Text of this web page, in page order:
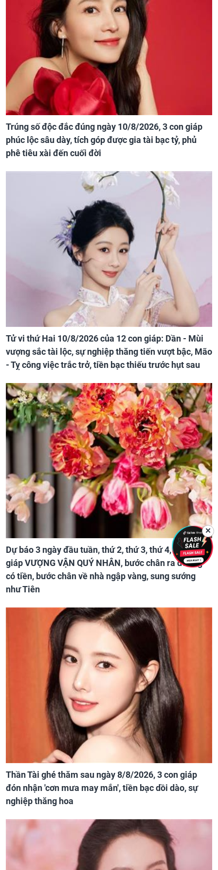
Trúng số độc đắc đúng ngày 10/8/2026, 3 con giáp
phúc lộc sâu dày, tích góp được gia tài bạc tỷ, phủ
phê tiêu xài đến cuối đời
Tử vi thứ Hai 10/8/2026 của 12 con giáp: Dần - Mùi
vượng sắc tài lộc, sự nghiệp thăng tiến vượt bậc, Mão
- Tỵ công việc trắc trở, tiền bạc thiếu trước hụt sau
Dự báo 3 ngày đầu tuần, thứ 2, thứ 3, thứ 4, 3 con
giáp VƯỢNG VẬN QUÝ NHÂN, bước chân ra đường
có tiền, bước chân về nhà ngập vàng, sung sướng
như Tiên
Thần Tài ghé thăm sau ngày 8/8/2026, 3 con giáp
đón nhận 'cơn mưa may mắn', tiền bạc dồi dào, sự
nghiệp thăng hoa
✕